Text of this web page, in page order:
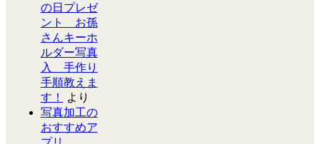
の日プレゼ
ント お孫
さんキーホ
ルダー写真
入 手作り
手順教えま
す！
より
写真加工の
おすすめア